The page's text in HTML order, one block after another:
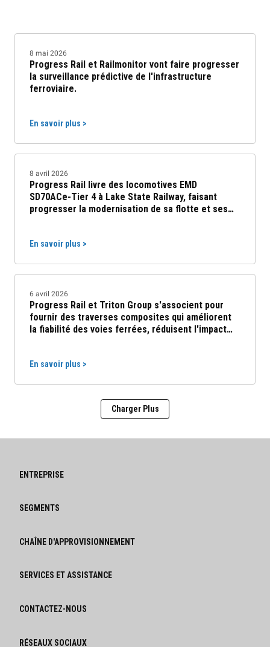
8 mai 2026
Progress Rail et Railmonitor vont faire progresser
la surveillance prédictive de l'infrastructure
ferroviaire.
En savoir plus >
8 avril 2026
Progress Rail livre des locomotives EMD
SD70ACe-Tier 4 à Lake State Railway, faisant
progresser la modernisation de sa flotte et ses
En savoir plus >
6 avril 2026
Progress Rail et Triton Group s'associent pour
fournir des traverses composites qui améliorent
la fiabilité des voies ferrées, réduisent l'impact
En savoir plus >
Charger Plus
ENTREPRISE
SEGMENTS
CHAÎNE D'APPROVISIONNEMENT
SERVICES ET ASSISTANCE
CONTACTEZ-NOUS
RÉSEAUX SOCIAUX